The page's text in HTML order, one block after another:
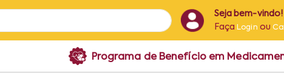
Seja bem-vindo!
Faça Login ou
Programa de Benefício em